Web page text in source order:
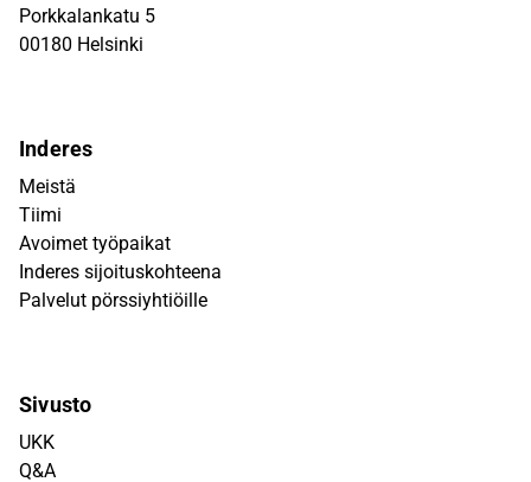
Porkkalankatu 5
00180 Helsinki
Inderes
Meistä
Tiimi
Avoimet työpaikat
Inderes sijoituskohteena
Palvelut pörssiyhtiöille
Sivusto
UKK
Q&A